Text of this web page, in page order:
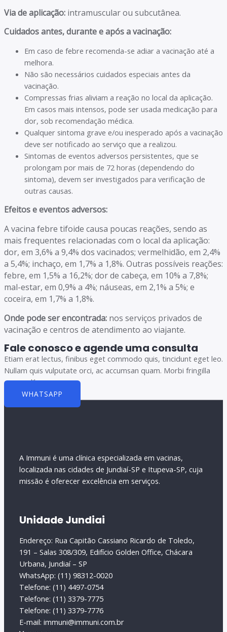
Via de aplicação: intramuscular ou subcutânea.
Cuidados antes, durante e após a vacinação:
Em caso de febre recomenda-se adiar a vacinação até a
melhora.
Não são necessários cuidados especiais antes da
vacinação.
Compressas frias aliviam a reação no local da aplicação.
Em casos mais intensos, pode ser usada medicação para
dor, sob recomendação médica.
Qualquer sintoma grave e/ou inesperado após a vacinação
deve ser notificado ao serviço que a realizou.
Sintomas de eventos adversos persistentes, que se
prolongam por mais de 72 horas (dependendo do
sintoma), devem ser investigados para verificação de
outras causas.
Efeitos e eventos adversos:
A vacina febre tifoide causa poucas reações, sendo as
mais frequentes relacionadas com o local da aplicação:
dor, em 3,6% a 9,4% dos vacinados; vermelhidão, em 2,4%
a 5,4%; inchaço, em 1,7% a 1,8%. Outras possíveis reações:
febre, em 1,5% a 16,2%; dor de cabeça, em 10% a 7,8%;
mal-estar, em 0,9% a 4%; náuseas, em 2,1% a 5%; e
coceira, em 1,7% a 1,8%.
Onde pode ser encontrada: nos serviços privados de
vacinação e centros de atendimento ao viajante.
Fale conosco e agende uma consulta
Etiam erat lectus, finibus eget commodo quis, tincidunt eget leo.
Nullam quis vulputate orci, ac accumsan quam. Morbi fringilla
congue libero.
WHATSAPP
A Immuni é uma clínica especializada em vacinas,
localizada nas cidades de Jundiaí-SP e Itupeva-SP, cuja
missão é oferecer excelência em serviços.
Unidade Jundiai
Endereço: Rua Capitão Cassiano Ricardo de Toledo,
191 – Salas 308/309, Edifício Golden Office, Chácara
Urbana, Jundiaí – SP
WhatsApp: (11) 98312-0020
Telefone: (11) 4497-0754
Telefone: (11) 3379-7775
Telefone: (11) 3379-7776
E-mail: immuni@immuni.com.br